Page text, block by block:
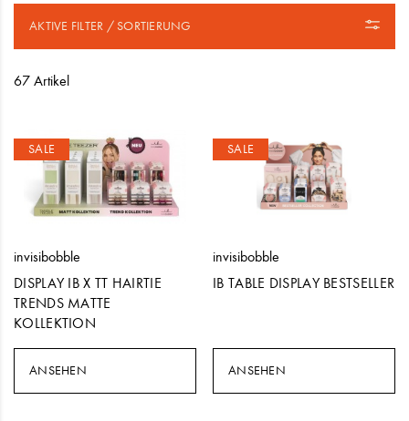
AKTIVE FILTER / SORTIERUNG
67 Artikel
SALE
invisibobble
DISPLAY IB X TT HAIRTIE
TRENDS MATTE
KOLLEKTION
ANSEHEN
SALE
invisibobble
IB TABLE DISPLAY BESTSELLER
ANSEHEN